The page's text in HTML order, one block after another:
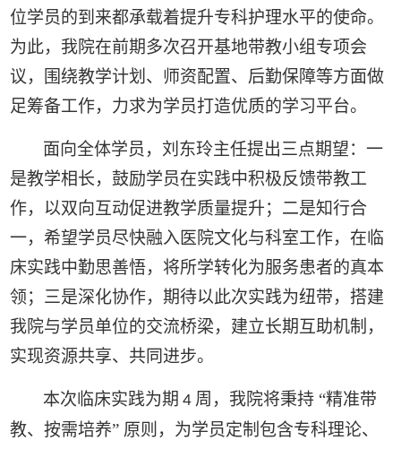
位学员的到来都承载着提升专科护理水平的使命。
为此，我院在前期多次召开基地带教小组专项会
议，围绕教学计划、师资配置、后勤保障等方面做
足筹备工作，力求为学员打造优质的学习平台。
面向全体学员，刘东玲主任提出三点期望：一
是教学相长，鼓励学员在实践中积极反馈带教工
作，以双向互动促进教学质量提升；二是知行合
一，希望学员尽快融入医院文化与科室工作，在临
床实践中勤思善悟，将所学转化为服务患者的真本
领；三是深化协作，期待以此次实践为纽带，搭建
我院与学员单位的交流桥梁，建立长期互助机制，
实现资源共享、共同进步。
本次临床实践为期 4周，我院将秉持 “精准带
教、按需培养” 原则，为学员定制包含专科理论、